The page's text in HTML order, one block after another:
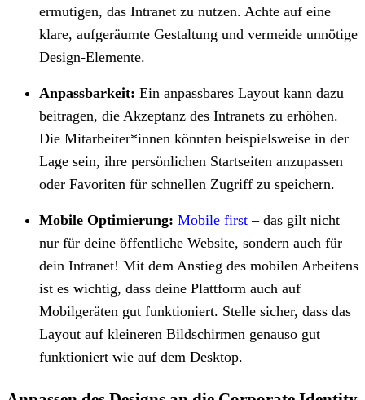
ermutigen, das Intranet zu nutzen. Achte auf eine
klare, aufgeräumte Gestaltung und vermeide unnötige
Design-Elemente.
Anpassbarkeit: Ein anpassbares Layout kann dazu
beitragen, die Akzeptanz des Intranets zu erhöhen.
Die Mitarbeiter*innen könnten beispielsweise in der
Lage sein, ihre persönlichen Startseiten anzupassen
oder Favoriten für schnellen Zugriff zu speichern.
Mobile Optimierung: Mobile first – das gilt nicht
nur für deine öffentliche Website, sondern auch für
dein Intranet! Mit dem Anstieg des mobilen Arbeitens
ist es wichtig, dass deine Plattform auch auf
Mobilgeräten gut funktioniert. Stelle sicher, dass das
Layout auf kleineren Bildschirmen genauso gut
funktioniert wie auf dem Desktop.